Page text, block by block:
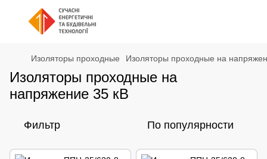
Изоляторы проходные Изоляторы проходные на
Изоляторы проходные на
напряжение 35 кВ
Фильтр По популярности